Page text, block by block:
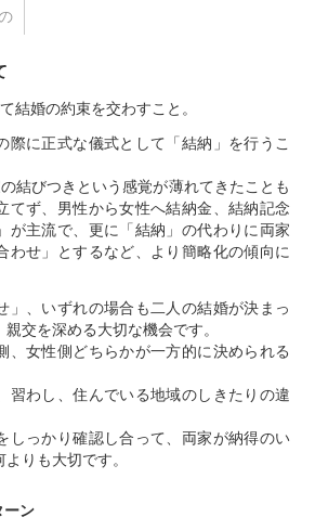
結婚の約束を交わすこと。
際に正式な儀式として「結納」を行うこ
結びつきという感覚が薄れてきたことも
てず、男性から女性へ結納金、結納記念
が主流で、更に「結納」の代わりに両家
わせ」とするなど、より簡略化の傾向に
」、いずれの場合も二人の結婚が決まっ
交を深める大切な機会です。
、女性側どちらかが一方的に決められる
習わし、住んでいる地域のしきたりの違
しっかり確認し合って、両家が納得のい
りも大切です。
ーン